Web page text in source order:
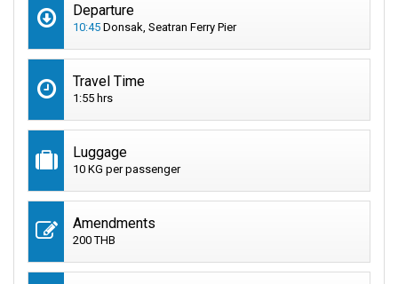
Departure
10:45 Donsak, Seatran Ferry Pier
Travel Time
1:55 hrs
Luggage
10 KG per passenger
Amendments
200 THB